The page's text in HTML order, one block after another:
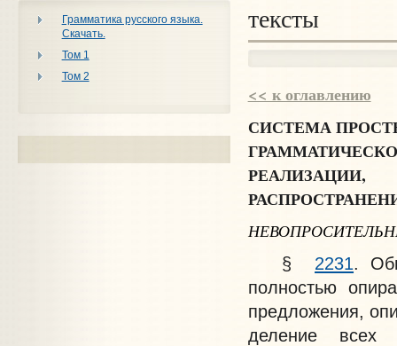
Грамматика русского языка.
Скачать.
Том 1
Том 2
тексты
<< к оглавлению
СИСТЕМА
РЕАЛИЗАЦИИ,
§ 2231.
полностью
предложения,
деление всех